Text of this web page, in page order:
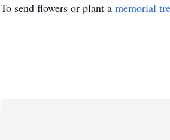
Ustedes
To send flowers or plant a memorial